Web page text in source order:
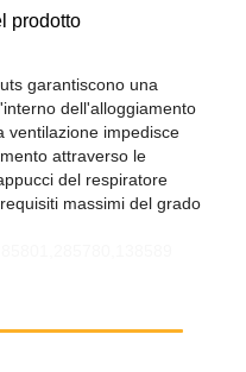
prodotto
garantiscono una
dell'alloggiamento
ventilazione impedisce
attraverso le
del respiratore
massimi del grado